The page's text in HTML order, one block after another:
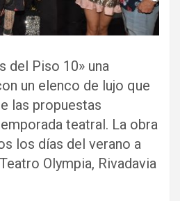
del Piso 10» una
un elenco de lujo que
las propuestas
teatral. La obra
los días del verano a
Olympia, Rivadavia